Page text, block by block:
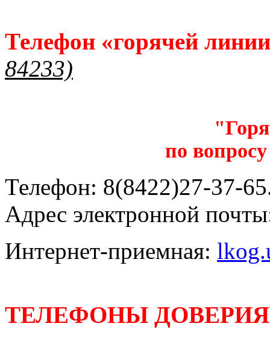
Телефон «горячей
84233)
по
Телефон: 8(8422)27-37-
Адрес электронной
Интернет-приемная:
ТЕЛЕФОНЫ